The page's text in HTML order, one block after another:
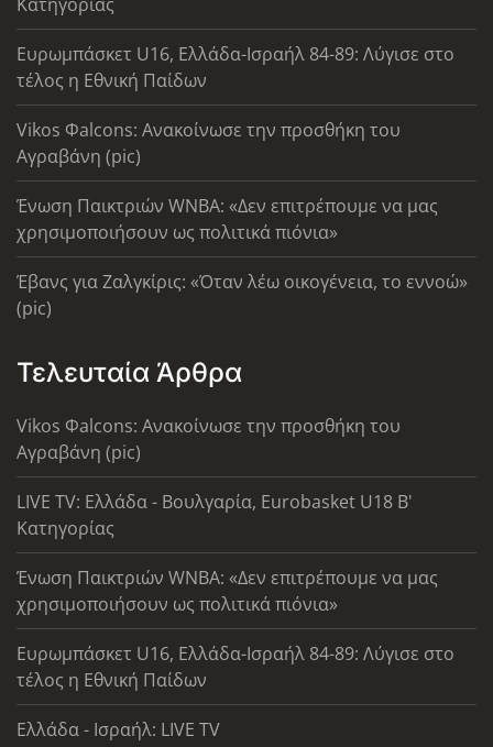
Ευρωμπάσκετ U16, Ελλάδα-Ισραήλ 84-89: Λύγισε στο
τέλος η Εθνική Παίδων
Vikos Φalcons: Ανακοίνωσε την προσθήκη του
Αγραβάνη (pic)
Ένωση Παικτριών WNBA: «Δεν επιτρέπουμε να μας
χρησιμοποιήσουν ως πολιτικά πιόνια»
Έβανς για Ζαλγκίρις: «Όταν λέω οικογένεια, το εννοώ»
(pic)
Τελευταία Άρθρα
Vikos Φalcons: Ανακοίνωσε την προσθήκη του
Αγραβάνη (pic)
LIVE TV: Ελλάδα - Βουλγαρία, Eurobasket U18 Β'
Κατηγορίας
Ένωση Παικτριών WNBA: «Δεν επιτρέπουμε να μας
χρησιμοποιήσουν ως πολιτικά πιόνια»
Ευρωμπάσκετ U16, Ελλάδα-Ισραήλ 84-89: Λύγισε στο
τέλος η Εθνική Παίδων
Ελλάδα - Ισραήλ: LIVE TV